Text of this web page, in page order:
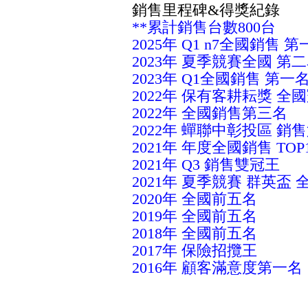
銷售里程碑&得獎紀錄
**累計銷售台數800台
2025年 Q1 n7全國銷售 第
2023年 夏季競賽全國 第
2023年 Q1全國銷售 第一
2022年 保有客耕耘獎 全
2022年 全國銷售第三名
2022年 蟬聯中彰投區 銷
2021年 年度全國銷售
2021年 Q3 銷售雙冠王
2021年 夏季競賽 群英盃
2020年 全國前五名
2019年 全國前五名
2018年 全國前五名
2017年 保險招攬王
2016年 顧客滿意度第一名